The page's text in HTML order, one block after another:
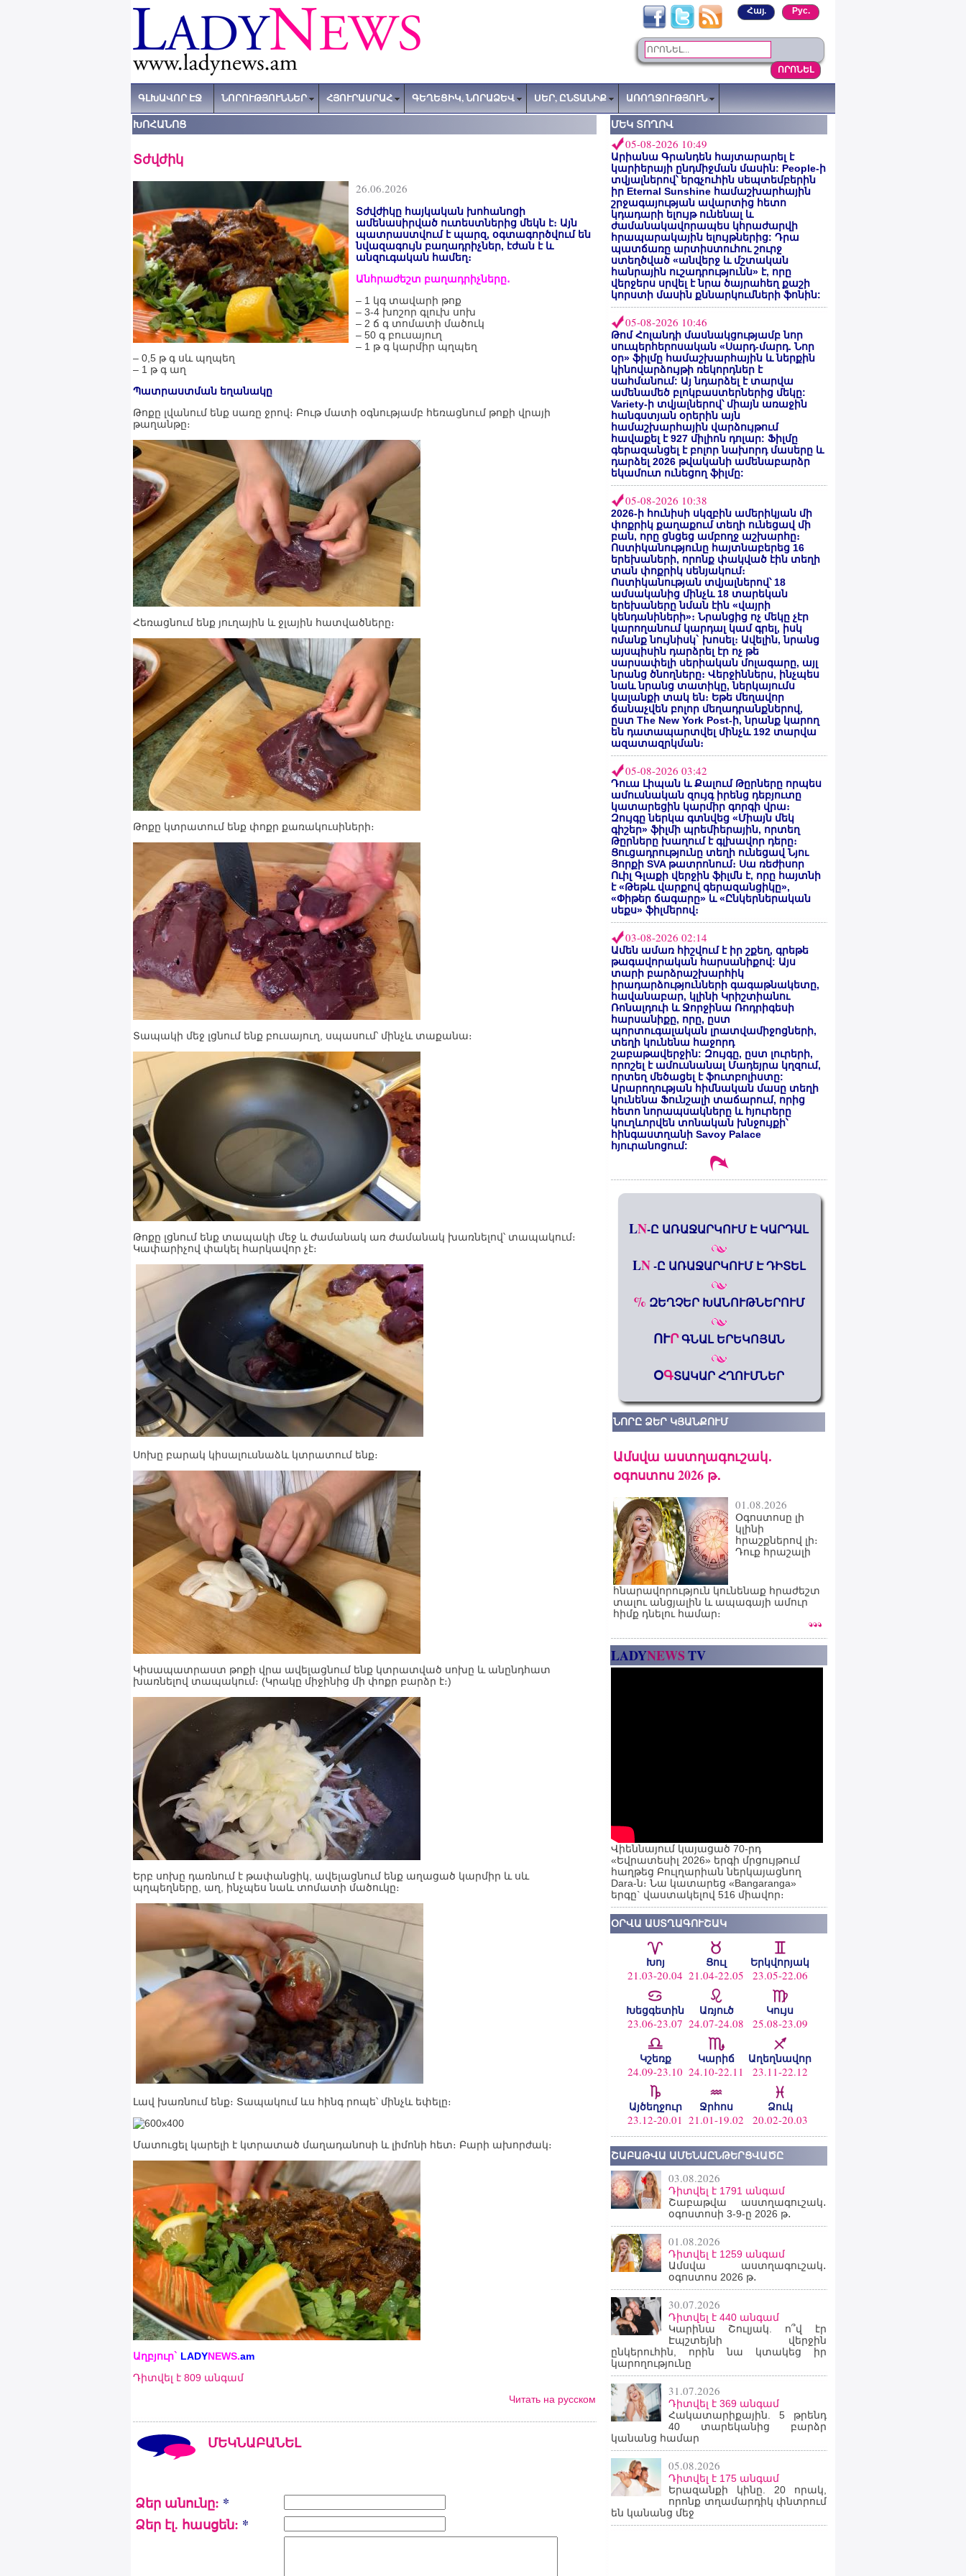
Рус.
Հայ.
ԳԼԽԱՎՈՐ ԷՋ ՆՈՐՈՒԹՅՈՒՆՆԵՐ ՀՅՈՒՐԱՍՐԱՀ ԳԵՂԵՑԻԿ, ՆՈՐԱՁԵՎ ՍԵՐ, ԸՆՏԱՆԻՔ ԱՌՈՂՋՈՒԹՅՈՒՆ
ԽՈՀԱՆՈՑ
Տժվժիկ
26.06.2026
Տժվժիկը հայկական խոհանոցի
ամենասիրված ուտեստներից մեկն է։ Այն
պատրաստվում է պարզ, օգտագործվում են
նվազագույն բաղադրիչներ, էժան է և
անզուգական համեղ։
Անհրաժեշտ բաղադրիչները․
– 1 կգ տավարի թոք
– 3-4 խոշոր գլուխ սոխ
– 2 ճ գ տոմատի մածուկ
– 50 գ բուսայուղ
– 1 թ գ կարմիր պղպեղ
– 0,5 թ գ սև պղպեղ
– 1 թ գ աղ
Պատրաստման եղանակը
Թոքը լվանում ենք սառը ջրով։ Բութ մատի օգնությամբ հեռացնում թոքի վրայի
թաղանթը։
Հեռացնում ենք յուղային և ջլային հատվածները։
Թոքը կտրատում ենք փոքր քառակուսիների։
Տապակի մեջ լցնում ենք բուսայուղ, սպասում՝ մինչև տաքանա։
Թոքը լցնում ենք տապակի մեջ և ժամանակ առ ժամանակ խառնելով՝ տապակում։
Կափարիչով փակել հարկավոր չէ։
Սոխը բարակ կիսալուսնաձև կտրատում ենք։
Կիսապատրաստ թոքի վրա ավելացնում ենք կտրատված սոխը և անընդհատ
խառնելով տապակում։ (Կրակը միջինից մի փոքր բարձր է։)
Երբ սոխը դառնում է թափանցիկ, ավելացնում ենք աղացած կարմիր և սև
պղպեղները, աղ, ինչպես նաև տոմատի մածուկը։
Լավ խառնում ենք։ Տապակում ևս հինգ րոպե՝ մինչև եփելը։
Մատուցել կարելի է կտրատած մաղադանոսի և լիմոնի հետ։ Բարի ախորժակ։
Աղբյուր` LADYNEWS.am
Դիտվել է 809 անգամ
Читать на русском
ՄԵԿՆԱԲԱՆԵԼ
Ձեր անունը: *
Ձեր էլ. հասցեն: *
ՄԵԿ ՏՈՂՈՎ
05-08-2026 10:49
Արիանա Գրանդեն հայտարարել է
կարիերայի ընդմիջման մասին: People-ի
տվյալներով՝ երգչուհին սեպտեմբերին
իր Eternal Sunshine համաշխարհային
շրջագայության ավարտից հետո
կդադարի ելույթ ունենալ և
ժամանակավորապես կհրաժարվի
հրապարակային ելույթներից: Դրա
պատճառը արտիստուհու շուրջ
ստեղծված «անվերջ և մշտական
հանրային ուշադրությունն» է, որը
վերջերս սրվել է նրա ծայրահեղ քաշի
կորստի մասին քննարկումների ֆոնին:
05-08-2026 10:46
Թոմ Հոլանդի մասնակցությամբ նոր
սուպերհերոսական «Սարդ-մարդ. Նոր
օր» ֆիլմը համաշխարհային և ներքին
կինովարձույթի ռեկորդներ է
սահմանում: Այ նդարձել է տարվա
ամենամեծ բլոկբաստերներից մեկը:
Variety-ի տվյալներով՝ միայն առաջին
հանգստյան օրերին այն
համաշխարհային վարձույթում
հավաքել է 927 միլիոն դոլար: Ֆիլմը
գերազանցել է բոլոր նախորդ մասերը և
դարձել 2026 թվականի ամենաբարձր
եկամուտ ունեցող ֆիլմը:
05-08-2026 10:38
2026-ի հունիսի սկզբին ամերիկյան մի
փոքրիկ քաղաքում տեղի ունեցավ մի
բան, որը ցնցեց ամբողջ աշխարհը։
Ոստիկանությունը հայտնաբերեց 16
երեխաների, որոնք փակված էին տեղի
տան փոքրիկ սենյակում։
Ոստիկանության տվյալներով՝ 18
ամսականից մինչև 18 տարեկան
երեխաները նման էին «վայրի
կենդանիների»։ Նրանցից ոչ մեկը չէր
կարողանում կարդալ կամ գրել, իսկ
ոմանք նույնիսկ` խոսել։ Ավելին, նրանց
այսպիսին դարձրել էր ոչ թե
սարսափելի սերիական մոլագարը, այլ
նրանց ծնողները։ Վերջիններս, ինչպես
նաև նրանց տատիկը, ներկայումս
կալանքի տակ են։ Եթե մեղավոր
ճանաչվեն բոլոր մեղադրանքներով,
ըստ The New York Post-ի, նրանք կարող
են դատապարտվել մինչև 192 տարվա
ազատազրկման։
05-08-2026 03:42
Դուա Լիպան և Քալում Թըրները որպես
ամուսնական զույգ իրենց դեբյուտը
կատարեցին կարմիր գորգի վրա։
Զույգը ներկա գտնվեց «Միայն մեկ
գիշեր» ֆիլմի պրեմիերային, որտեղ
Թըրները խաղում է գլխավոր դերը։
Ցուցադրությունը տեղի ունեցավ Նյու
Յորքի SVA թատրոնում։ Սա ռեժիսոր
Ուիլ Գլաքի վերջին ֆիլմն է, որը հայտնի
է «Թեթև վարքով գերազանցիկը»,
«Փիթեր ճագարը» և «Ընկերներական
սեքս» ֆիլմերով։
03-08-2026 02:14
Ամեն ամառ հիշվում է իր շքեղ, գրեթե
թագավորական հարսանիքով: Այս
տարի բարձրաշխարհիկ
իրադարձությունների գագաթնակետը,
հավանաբար, կլինի Կրիշտիանու
Ռոնալդուի և Ջորջինա Ռոդրիգեսի
հարսանիքը, որը, ըստ
պորտուգալական լրատվամիջոցների,
տեղի կունենա հաջորդ
շաբաթավերջին: Զույգը, ըստ լուրերի,
որոշել է ամուսնանալ Մադեյրա կղզում,
որտեղ մեծացել է ֆուտբոլիստը:
Արարողության հիմնական մասը տեղի
կունենա Ֆունշալի տաճարում, որից
հետո նորապսակները և հյուրերը
կուղևորվեն տոնական խնջույքի՝
հինգաստղանի Savoy Palace
հյուրանոցում:
LN-Ը ԱՌԱՋԱՐԿՈՒՄ Է ԿԱՐԴԱԼ
LN-Ը ԱՌԱՋԱՐԿՈՒՄ Է ԴԻՏԵԼ
% ԶԵՂՉԵՐ ԽԱՆՈՒԹՆԵՐՈՒՄ
ՈՒՐԳՆԱԼ ԵՐԵԿՈՅԱՆ
ՕԳՏԱԿԱՐ ՀՂՈՒՄՆԵՐ
ՆՈՐԸ ՁԵՐ ԿՅԱՆՔՈՒՄ
Ամսվա աստղագուշակ․
օգոստոս 2026 թ․
01.08.2026
Օգոստոսը լի
կլինի
հրաշքներով լի։
Դուք հրաշալի
հնարավորություն կունենաք հրաժեշտ
տալու անցյալին և ապագայի ամուր
հիմք դնելու համար։
LADYNEWSTV
Վիեննայում կայացած 70-րդ
«Եվրատեսիլ 2026» երգի մրցույթում
հաղթեց Բուլղարիան ներկայացնող
Dara-ն։ Նա կատարեց «Bangaranga»
երգը` վաստակելով 516 միավոր։
ՕՐՎԱ ԱՍՏՂԱԳՈՒՇԱԿ
Խոյ
21.03-20.04
Ցուլ
21.04-22.05
Երկվորյակ
23.05-22.06
Խեցգետին
23.06-23.07
Առյուծ
24.07-24.08
Կույս
25.08-23.09
Կշեռք
24.09-23.10
Կարիճ
24.10-22.11
Աղեղնավոր
23.11-22.12
Այծեղջուր
23.12-20.01
Ջրհոս
21.01-19.02
Ձուկ
20.02-20.03
ՇԱԲԱԹՎԱ ԱՄԵՆԱԸՆԹԵՐՑՎԱԾԸ
03.08.2026
Դիտվել է 1791 անգամ
Շաբաթվա աստղագուշակ․
օգոստոսի 3-9-ը 2026 թ․
01.08.2026
Դիտվել է 1259 անգամ
Ամսվա աստղագուշակ․
օգոստոս 2026 թ․
30.07.2026
Դիտվել է 440 անգամ
Կարինա Շուլյակ. ո՞վ էր
Էպշտեյնի վերջին
ընկերուհին, որին նա կտակեց իր
կարողությունը
31.07.2026
Դիտվել է 369 անգամ
Հակատարիքային. 5 թրենդ
40 տարեկանից բարձր
կանանց համար
05.08.2026
Դիտվել է 175 անգամ
Երազանքի կինը. 20 որակ,
որոնք տղամարդիկ փնտրում
են կանանց մեջ